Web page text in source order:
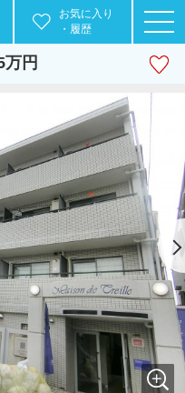
お気に入り
・履歴
円